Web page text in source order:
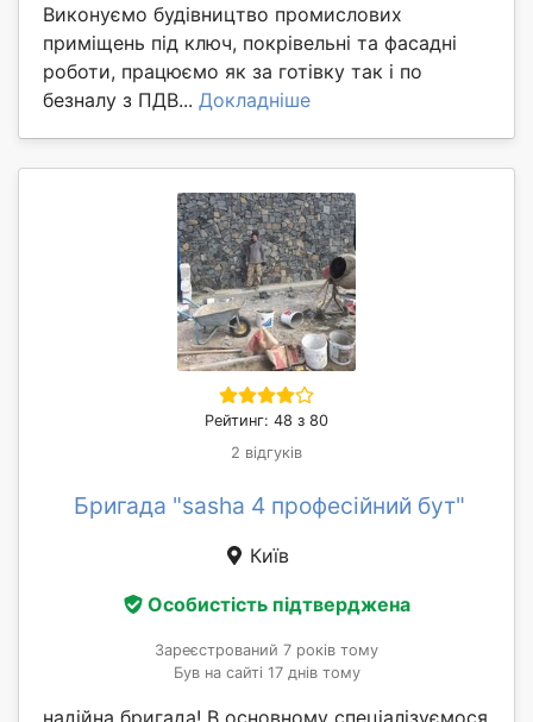
Виконуємо будівництво промислових
приміщень під ключ, покрівельні та фасадні
роботи, працюємо як за готівку так і по
безналу з ПДВ... Докладніше
Рейтинг: 48 з 80
2 відгуків
Бригада "sasha 4 професійний бут"
Київ
Особистість підтверджена
Зареєстрований 7 років тому
Був на сайті 17 днів тому